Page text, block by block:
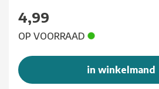
4,99
OP VOORRAAD
in winkelmand